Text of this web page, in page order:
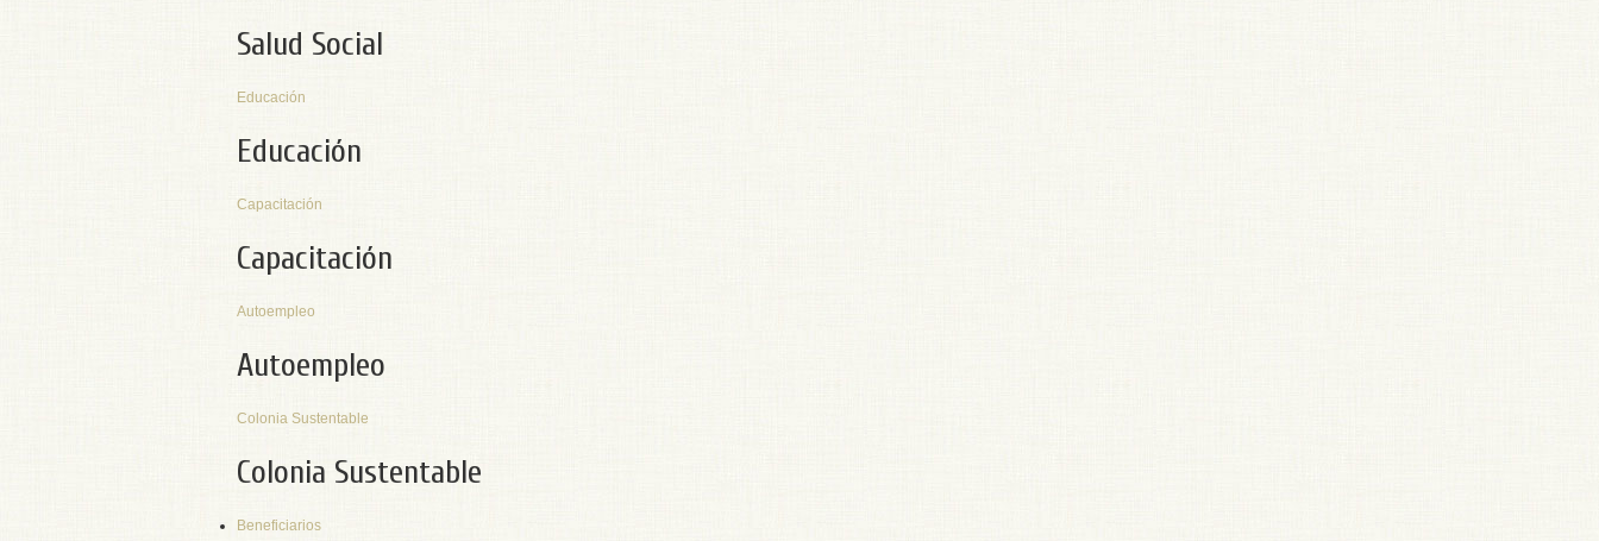
Salud Social
Educación
Educación
Capacitación
Capacitación
Autoempleo
Autoempleo
Colonia Sustentable
Colonia Sustentable
Beneficiarios